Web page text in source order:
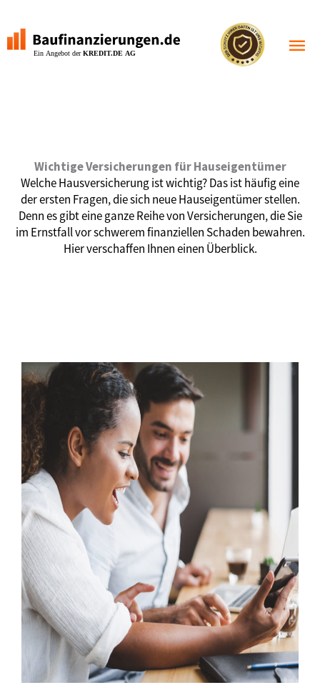
springen
Wichtige Versicherungen für Hauseigentümer
Welche Hausversicherung ist wichtig? Das ist häufig eine
der ersten Fragen, die sich neue Hauseigentümer stellen.
Denn es gibt eine ganze Reihe von Versicherungen, die Sie
im Ernstfall vor schwerem finanziellen Schaden bewahren.
Hier verschaffen Ihnen einen Überblick.